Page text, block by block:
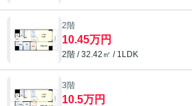
2階
10.45万円
2階 / 32.42㎡ / 1LDK
3階
10.5万円